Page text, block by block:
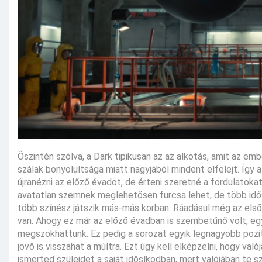
Őszintén szólva, a Dark tipikusan az az alkotás, amit az
szálak bonyolultsága miatt nagyjából mindent elfelejt. Így
újranézni az előző évadot, de érteni szeretné a
avatatlan szemnek meglehetősen furcsa lehet, de több
több színész játszik más-más korban. Ráadásul még az
van. Ahogy ez már az előző évadban is szembetűnő volt,
megszokhattunk. Ez pedig a sorozat egyik legnagyobb
jövő is visszahat a múltra. Ezt úgy kell elképzelni, hogy
ismerted szüleidet a saját idősíkodban, mert valójában te